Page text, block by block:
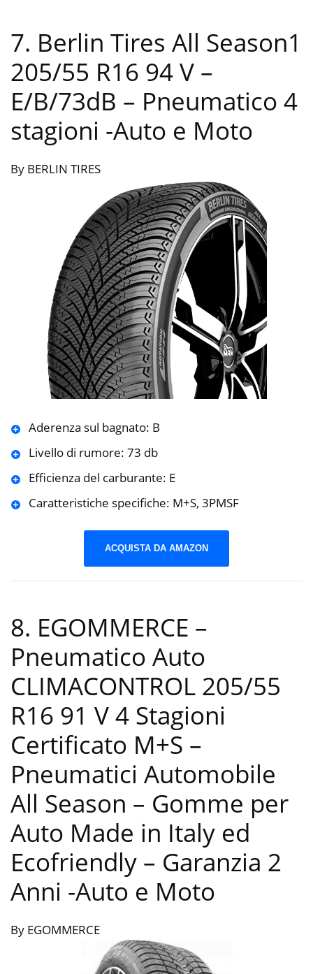
7. Berlin Tires All Season1
205/55 R16 94 V –
E/B/73dB – Pneumatico 4
stagioni -Auto e Moto
By BERLIN TIRES
Aderenza sul bagnato: B
Livello di rumore: 73 db
Efficienza del carburante: E
Caratteristiche specifiche: M+S, 3PMSF
ACQUISTA DA AMAZON
8. EGOMMERCE –
Pneumatico Auto
CLIMACONTROL 205/55
R16 91 V 4 Stagioni
Certificato M+S –
Pneumatici Automobile
All Season – Gomme per
Auto Made in Italy ed
Ecofriendly – Garanzia 2
Anni -Auto e Moto
By EGOMMERCE